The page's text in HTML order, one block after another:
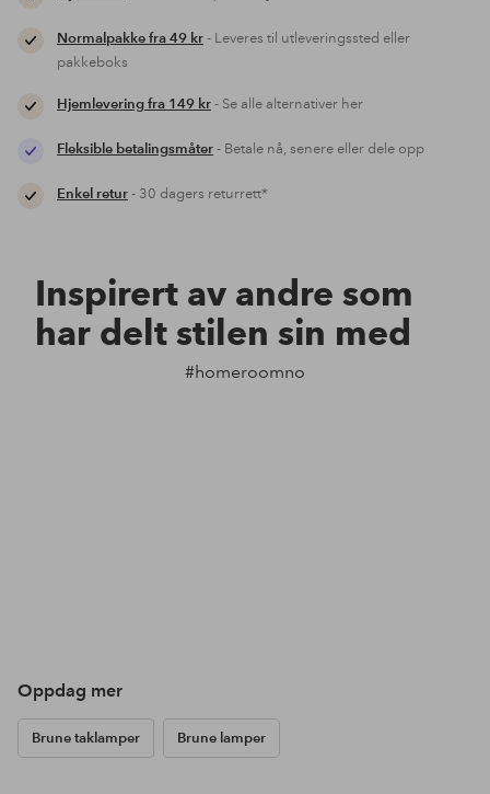
Normalpakke fra 49 kr- Leveres til utleveringssted eller
pakkeboks
Hjemlevering fra 149 kr- Se alle alternativer her
Fleksible betalingsmåter- Betale nå, senere eller dele opp
Enkel retur- 30 dagers returrett*
Inspirert av andre som
har delt stilen sin med
#homeroomno
Oppdag mer
Brune taklamper Brune lamper